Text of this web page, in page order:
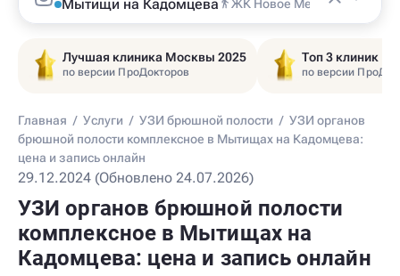
Мытищи на Кадомцева ЖК Новое Медведково
Лучшая клиника Москвы 2025
по версии ПроДокторов
Топ 3 клиник
по версии
Главная / Услуги / УЗИ брюшной полости / УЗИ органов
брюшной полости комплексное в Мытищах на Кадомцева:
цена и запись онлайн
29.12.2024 (Обновлено 24.07.2026)
УЗИ органов брюшной полости
комплексное в Мытищах на
Кадомцева: цена и запись онлайн